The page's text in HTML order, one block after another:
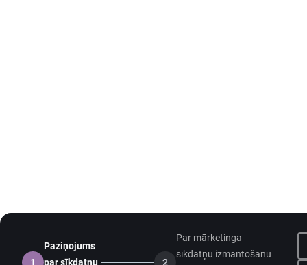
1
Paziņojums
par sīkdatņu
2
Par mārketinga
sīkdatņu izmantošanu